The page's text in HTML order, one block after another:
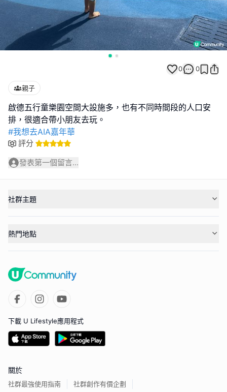
0 0
親子
啟德五行童樂園空間大設施多，也有不同時間段的人口安
#我想去AIA嘉年華
評分
發表第一個留言...
社群主題
熱門地點
下載 U Lifestyle應用程式
關於
社群最強使用指南 社群創作有價企劃